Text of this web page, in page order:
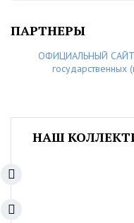
ПАРТНЕРЫ
ОФИЦИАЛЬНЫЙ САЙТ
государственных
НАШ